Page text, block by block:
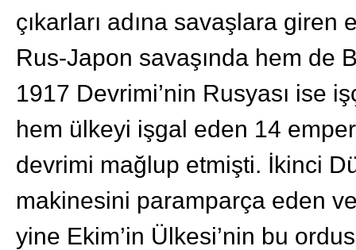
çıkarları adına savaşlara
Rus-Japon savaşında hem de
1917 Devrimi’nin Rusyası ise
hem ülkeyi işgal eden 14
devrimi mağlup etmişti. İkinci
makinesini paramparça eden
yine Ekim’in Ülkesi’nin bu